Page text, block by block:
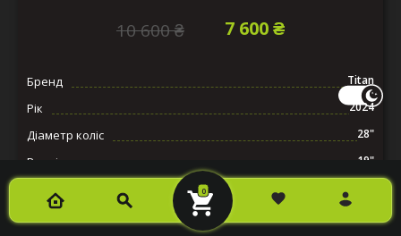
0
7 600 ₴
10 600 ₴
Бренд Titan
Рік 2024
Діаметр коліс 28"
Розмір рами 19"
Матеріал рами